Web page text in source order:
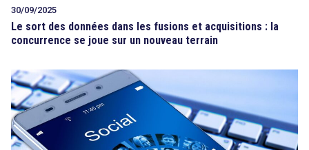
30/09/2025
Le sort des données dans les fusions et acquisitions : la
concurrence se joue sur un nouveau terrain